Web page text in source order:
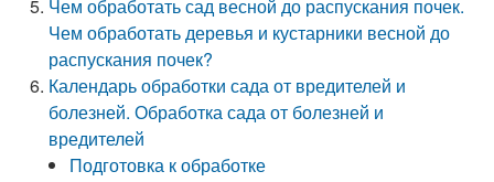
Чем обработать сад весной до распускания почек.
Чем обработать деревья и кустарники весной до
распускания почек?
Календарь обработки сада от вредителей и
болезней. Обработка сада от болезней и
вредителей
Подготовка к обработке